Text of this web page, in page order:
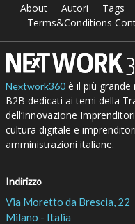
About Autori Tags
Terms&Conditions
Nextwork360è il più grande
B2B dedicati ai temi della
dell’Innovazione
cultura digitale e
amministrazioni italiane.
Indirizzo
Via Moretto da Brescia, 22
Milano - Italia